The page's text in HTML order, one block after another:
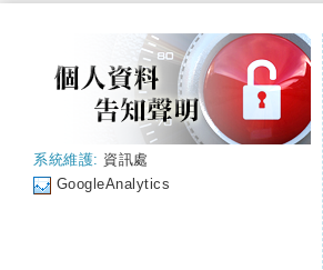
系統維護: 資訊處
GoogleAnalytics